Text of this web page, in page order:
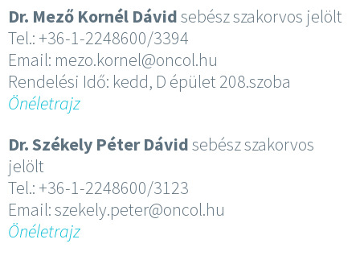
Dr. Mező Kornél Dávidsebész szakorvos jelölt
Tel.: +36-1-2248600/3394
Email: mezo.kornel@oncol.hu
Rendelési Idő: kedd, D épület 208.szoba
Önéletrajz
Dr. Székely Péter Dávidsebész szakorvos
jelölt
Tel.: +36-1-2248600/3123
Email: szekely.peter@oncol.hu
Önéletrajz